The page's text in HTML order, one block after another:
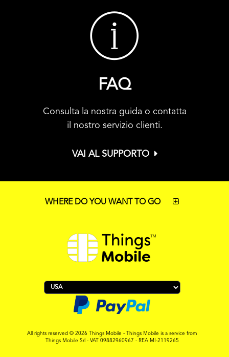
FAQ
Consulta la nostra guida o contatta
il nostro servizio clienti.
VAI AL SUPPORTO
WHERE DO YOU WANT TO GO
All rights reserved © 2026 Things Mobile - Things Mobile is a service from
Things Mobile Srl - VAT 09882960967 - REA MI-2119265